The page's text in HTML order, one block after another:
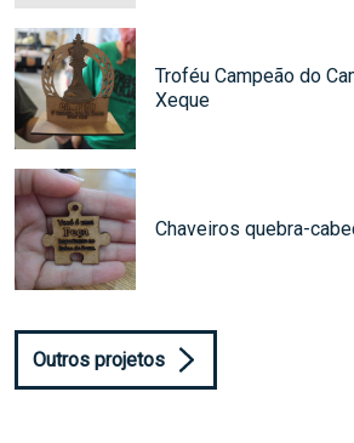
Troféu Campeão do
Xeque
Chaveiros quebra-
Outros projetos